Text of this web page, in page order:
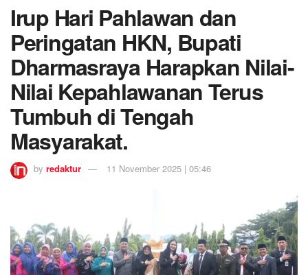
Irup Hari Pahlawan dan
Peringatan HKN, Bupati
Dharmasraya Harapkan Nilai-
Nilai Kepahlawanan Terus
Tumbuh di Tengah
Masyarakat.
by redaktur 11 November 2025 | 05:46